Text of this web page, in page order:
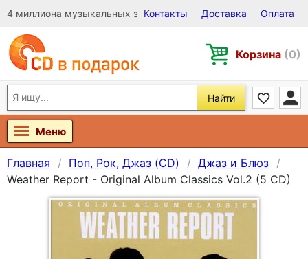
4 миллиона музыкальных записей на Виниле, CD и DVD
Контакты Доставка Оплата
Корзина (0)
Найти
Меню
Главная Поп, Рок, Джаз (CD)
Джаз и Блюз
Weather Report - Original Album Classics Vol.2 (5 CD)